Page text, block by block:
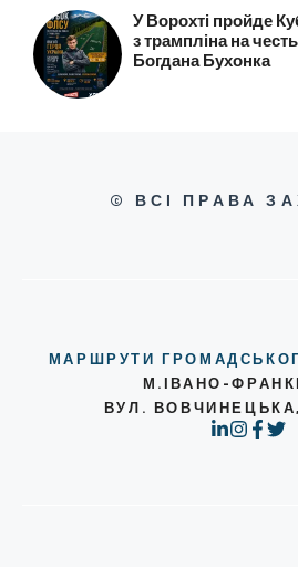
У Ворохті пройде
з трампліна на
Богдана Бухонка
© ВСІ ПРАВА
МАРШРУТИ
М.ІВАНО-
ВУЛ. ВОВЧИНЕЦЬКА,